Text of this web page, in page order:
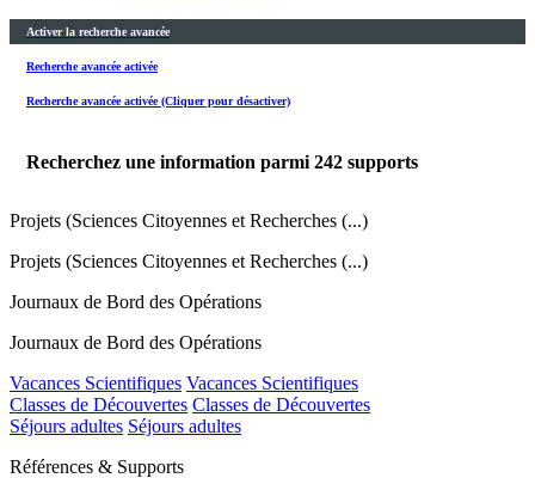
Activer la recherche avancée
Recherche avancée activée
Recherche avancée activée (Cliquer pour désactiver)
Recherchez une information parmi 242 supports
Projets (Sciences Citoyennes et Recherches (...)
Projets (Sciences Citoyennes et Recherches (...)
Journaux de Bord des Opérations
Journaux de Bord des Opérations
Vacances Scientifiques Vacances Scientifiques
Classes de Découvertes Classes de Découvertes
Séjours adultes Séjours adultes
Références & Supports